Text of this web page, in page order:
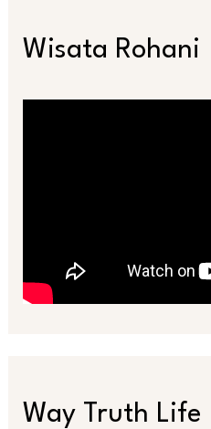
Wisata Rohani
Way Truth Life